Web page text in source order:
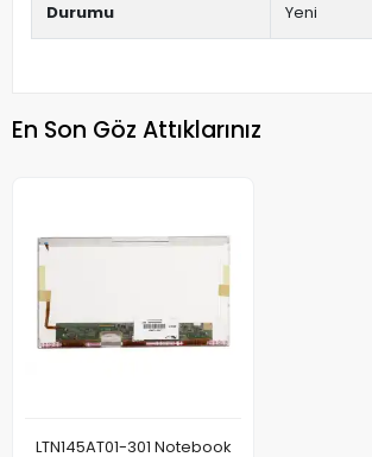
Durumu Yeni
En Son Göz Attıklarınız
LTN145AT01-301 Notebook